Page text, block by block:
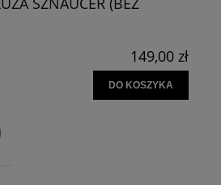
149,00 zł
DO KOSZYKA